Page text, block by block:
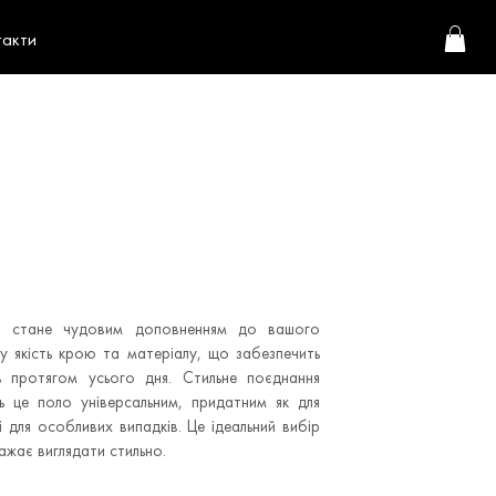
стане чудовим доповненням до вашого
крою та матеріалу, що забезпечить
усього дня. Стильне поєднання
це поло універсальним, придатним як для
особливих випадків. Це ідеальний вибір
виглядати стильно.